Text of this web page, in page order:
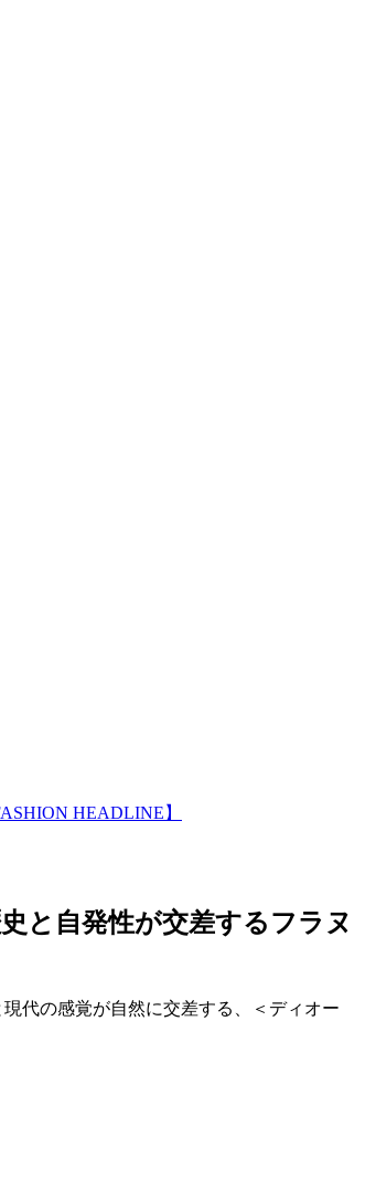
HEADLINE】
と自発性が交差するフラヌ
代の感覚が自然に交差する、＜ディオー